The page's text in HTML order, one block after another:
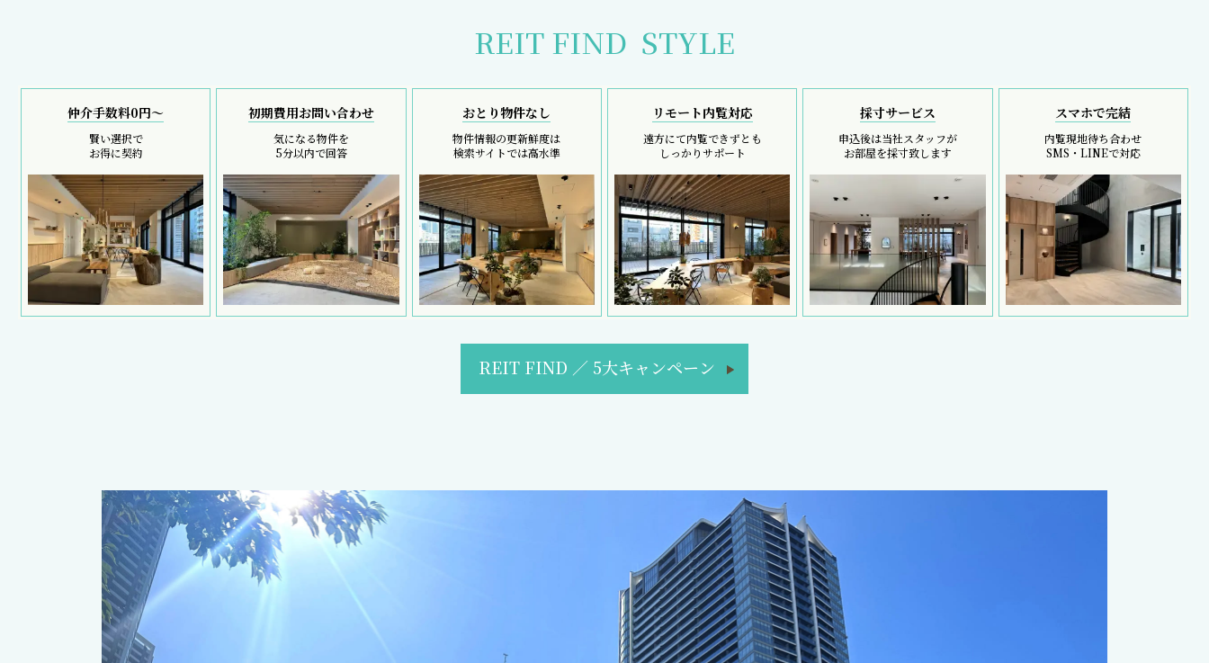
REIT FIND STYLE
仲介手数料0円～
賢い選択で
お得に契約
初期費用お問い合わせ
気になる物件を
5分以内で回答
おとり物件なし
物件情報の更新鮮度は
検索サイトでは高水準
リモート内覧対応
遠方にて内覧できずとも
しっかりサポート
採寸サービス
申込後は当社スタッフが
お部屋を採寸致します
スマホで完結
内覧現地待ち合わせ
SMS・LINEで対応
REIT FIND ／ 5大キャンペーン